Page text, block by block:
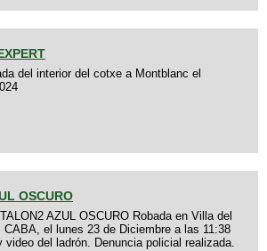
del interior del cotxe a Montblanc el
OSCURO
AZUL OSCURO Robada en Villa del
CABA, el lunes 23 de Diciembre a las 11:38
video del ladrón. Denuncia policial realizada.